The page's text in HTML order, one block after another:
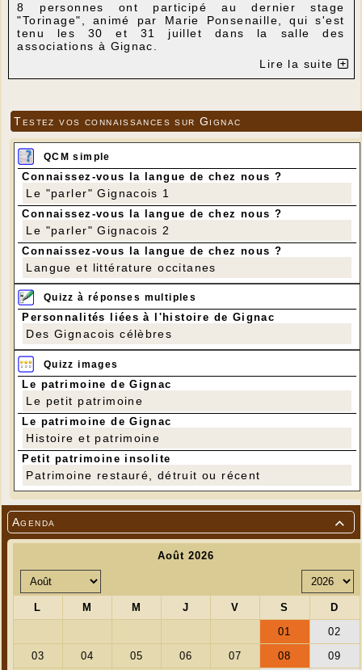

Agenda
8 personnes ont participé au dernier stage
"Torinage", animé par Marie Ponsenaille, qui s'est
tenu les 30 et 31 juillet dans la salle des
associations à Gignac.
Le "torinage" consiste à remplacer le paillage de
vieilles chaises par des bandes de tissu appelées
Si vous êtes intéréssé-e, prenez vite contact avec
Patricia Brécy - Tél 06 08 85 98 17 - Mail :
patricia.brecy.rouch@hotmail.fr
---
Lire la suite
Testez vos connaissances sur Gignac
QCM simple
Connaissez-vous la langue de chez nous ?
Le "parler" Gignacois 1
Connaissez-vous la langue de chez nous ?
Le "parler" Gignacois 2
Connaissez-vous la langue de chez nous ?
Langue et littérature occitanes
Quizz à réponses multiples
Personnalités liées à l'histoire de Gignac
Des Gignacois célèbres
Quizz images
Le patrimoine de Gignac
Le petit patrimoine
Le patrimoine de Gignac
Histoire et patrimoine
Petit patrimoine insolite
Patrimoine restauré, détruit ou récent